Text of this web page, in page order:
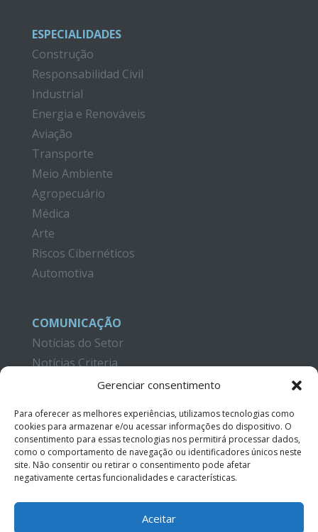
Gerenciar consentimento
Para oferecer as melhores experiências, utilizamos tecnologias como
cookies para armazenar e/ou acessar informações do dispositivo. O
consentimento para essas tecnologias nos permitirá processar dados,
como o comportamento de navegação ou identificadores únicos neste
site. Não consentir ou retirar o consentimento pode afetar
negativamente certas funcionalidades e características.
Aceitar
ESPECIALIDADES
Construção
Responsabilidad Civil
Industrial
Energia e Renováveis
Aviação
Transporte
Meio Ambiente
Agropecuário
Médica
Arte
Riscos Cibernéticos
Automotiva
COMUNICAÇÃO
Notícias do Setor
Notícias Criteria
CAMPUS CRITERIA
Formação
Publicações
Tutoriais em Vídeo
CONTATO